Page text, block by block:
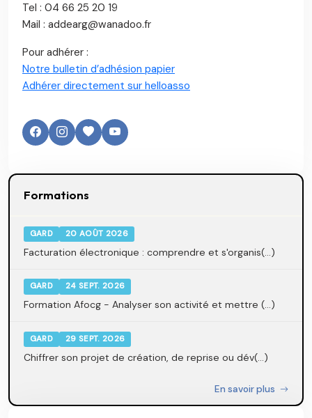
Tel : 04 66 25 20 19
Mail : addearg@wanadoo.fr
Pour adhérer :
Notre bulletin d’adhésion papier
Adhérer directement sur helloasso
Formations
GARD 20 AOÛT 2026
Facturation électronique : comprendre et s'organis(...)
GARD 24 SEPT. 2026
Formation Afocg - Analyser son activité et mettre (...)
GARD 29 SEPT. 2026
Chiffrer son projet de création, de reprise ou dév(...)
En savoir plus